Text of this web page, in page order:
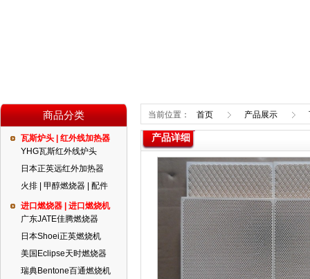
商品分类
瓦斯炉头 | 红外线加热器
YHG瓦斯红外线炉头
日本正英远红外加热器
火排 | 甲醇燃烧器 | 配件
进口燃烧器 | 进口燃烧机
广东JATE佳腾燃烧器
日本Shoei正英燃烧机
美国Eclipse天时燃烧器
瑞典Bentone百通燃烧机
当前位置： 首页 产品展示
产品详细